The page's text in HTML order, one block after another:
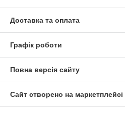
Доставка та оплата
Графік роботи
Повна версія сайту
Сайт створено на маркетплейсі